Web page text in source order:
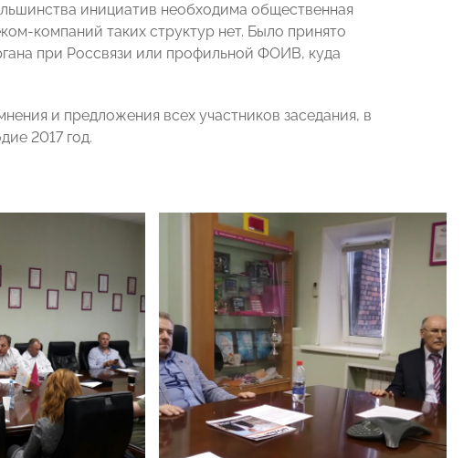
инициатив необходима общественная
компаний таких структур нет. Было принято
при Россвязи или профильной ФОИВ, куда
и предложения всех участников заседания, в
2017 год.